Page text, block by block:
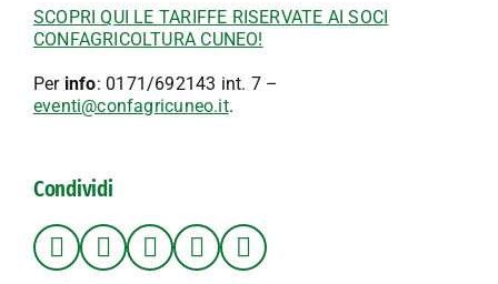
SCOPRI QUI LE TARIFFE RISERVATE AI SOCI
CONFAGRICOLTURA CUNEO!
Perinfo: 0171/692143 int. 7 –
eventi@confagricuneo.it.
Condividi